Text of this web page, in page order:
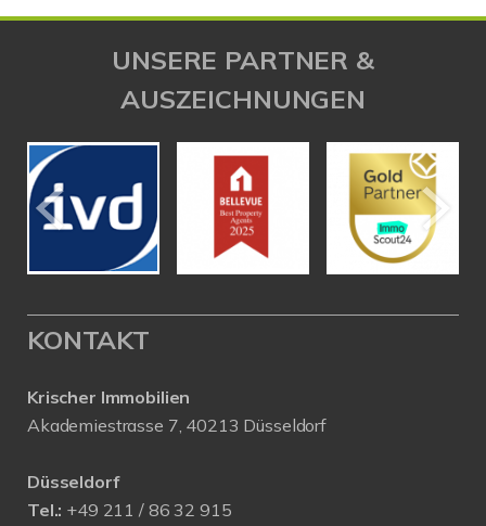
UNSERE PARTNER &
AUSZEICHNUNGEN
KONTAKT
Krischer Immobilien
Akademiestrasse 7, 40213 Düsseldorf
Düsseldorf
Tel.: +49 211 / 86 32 915